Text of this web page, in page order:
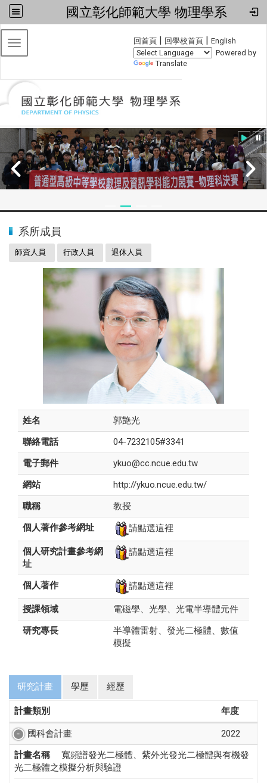
國立彰化師範大學 物理學系
回首頁 | 回學校首頁 | English
Powered by
Translate
Toggle navigation
系所成員
師資人員 行政人員 退休人員
姓名
郭艶光
聯絡電話
04-7232105#3341
電子郵件
ykuo@cc.ncue.edu.tw
網站
http://ykuo.ncue.edu.tw/
職稱
教授
個人著作參考網址
請點選這裡
個人研究計畫參考網
址
請點選這裡
個人著作 請點選這裡
授課領域
電磁學、光學、光電半導體元件
研究專長
半導體雷射、發光二極體、數值
模擬
研究計畫 學歷 經歷
計畫類別 年度
國科會計畫
2022
計畫名稱
寬頻譜發光二極體、紫外光發光二極體與有機發
光二極體之模擬分析與驗證